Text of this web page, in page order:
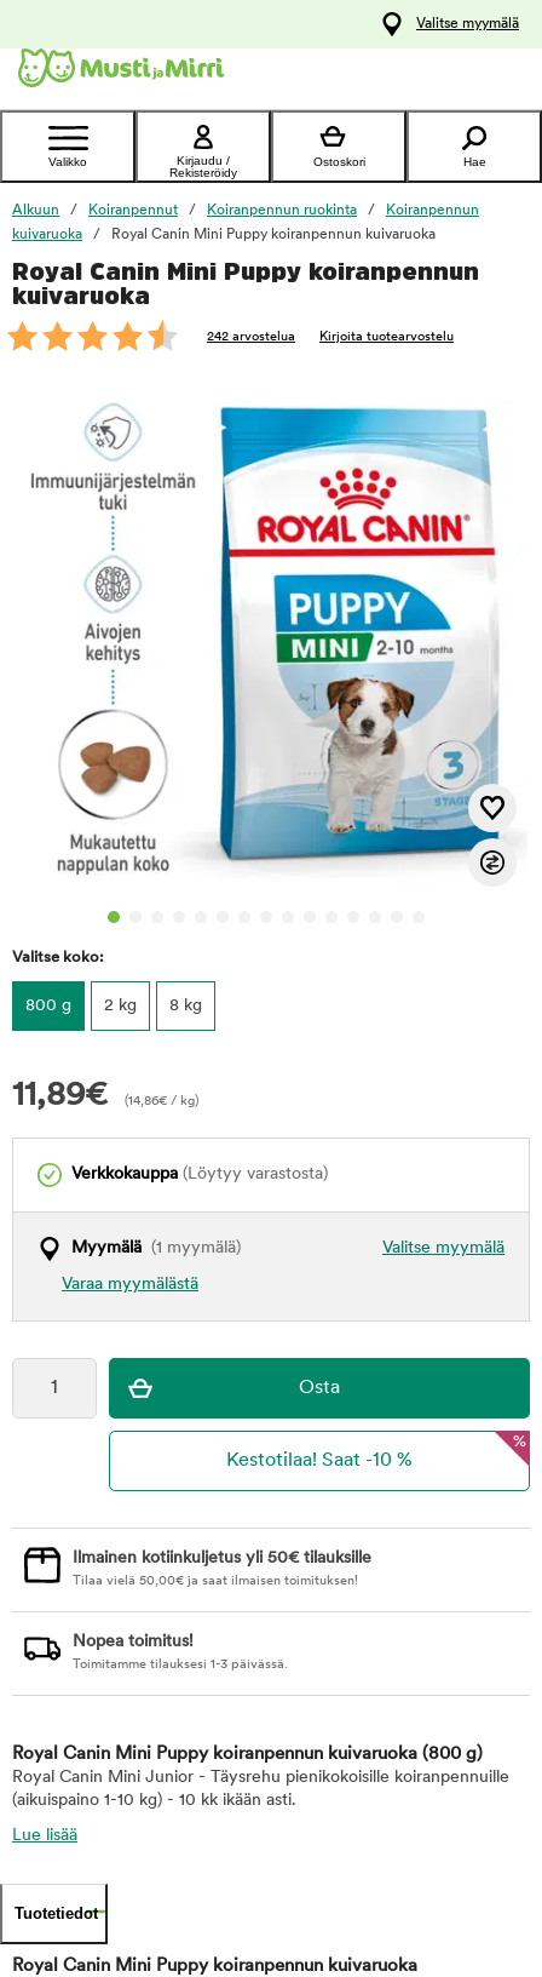
Ota yhteyttä
asiakaspalveluun
Valitse myymälä
Valikko
Kirjaudu /
Rekisteröidy
Ostoskori Hae
Alkuun Koiranpennut Koiranpennun ruokinta
Koiranpennun
kuivaruoka
Royal Canin Mini Puppy koiranpennun kuivaruoka
Royal Canin Mini Puppy koiranpennun
kuivaruoka
242 arvostelua Kirjoita tuotearvostelu
Valitse koko:
800 g 2 kg 8 kg
11,89€ (14,86€ / kg)
Verkkokauppa (Löytyy varastosta)
Valitse myymälä
Myymälä (1 myymälä)
Varaa myymälästä
foo
%
Ilmainen kotiinkuljetus yli 50€ tilauksille
Tilaa vielä 50,00€ ja saat ilmaisen toimituksen!
Nopea toimitus!
Toimitamme tilauksesi 1-3 päivässä.
Royal Canin Mini Puppy koiranpennun kuivaruoka (800 g)
Royal Canin Mini Junior - Täysrehu pienikokoisille koiranpennuille
(aikuispaino 1-10 kg) - 10 kk ikään asti.
Lue lisää
Tuotetiedot
Royal Canin Mini Puppy koiranpennun kuivaruoka